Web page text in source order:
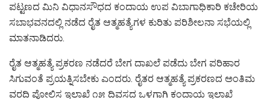
ಪಟ್ಟಣದ ಮಿನಿ ವಿಧಾನಸೌಧದ ಕಂದಾಯ ಉಪ ವಿಬಾಗಾಧಿಕಾರಿ ಕಚೇರಿಯ
ಸಬಾಭವನದಲ್ಲಿ ನಡೆದ ರೈತ ಆತ್ಮಹತ್ಯೆಗಳ ಕುರಿತು ಪರಿಶೀಲನಾ ಸಭೆಯಲ್ಲಿ
ಮಾತನಾಡಿದರು.
ರೈತ ಆತ್ಮಹತ್ಯೆ ಪ್ರಕರಣ ನಡೆದರೆ ಬೇಗ ದಾಖಲೆ ಪಡೆದು ಬೇಗ ಪರಿಹಾರ
ಸಿಗುವಂತೆ ಪ್ರಯತ್ನಿಸಬೇಕು ಎಂದರು. ರೈತರ ಆತ್ಮಹತ್ಯೆ ಪ್ರಕರಣದ ಅಂತಿಮ
ವರದಿ ಪೋಲಿಸ ಇಲಾಖೆ ೧೫ ದಿವಸದ ಒಳಗಾಗಿ ಕಂದಾಯ ಇಲಾಖೆ